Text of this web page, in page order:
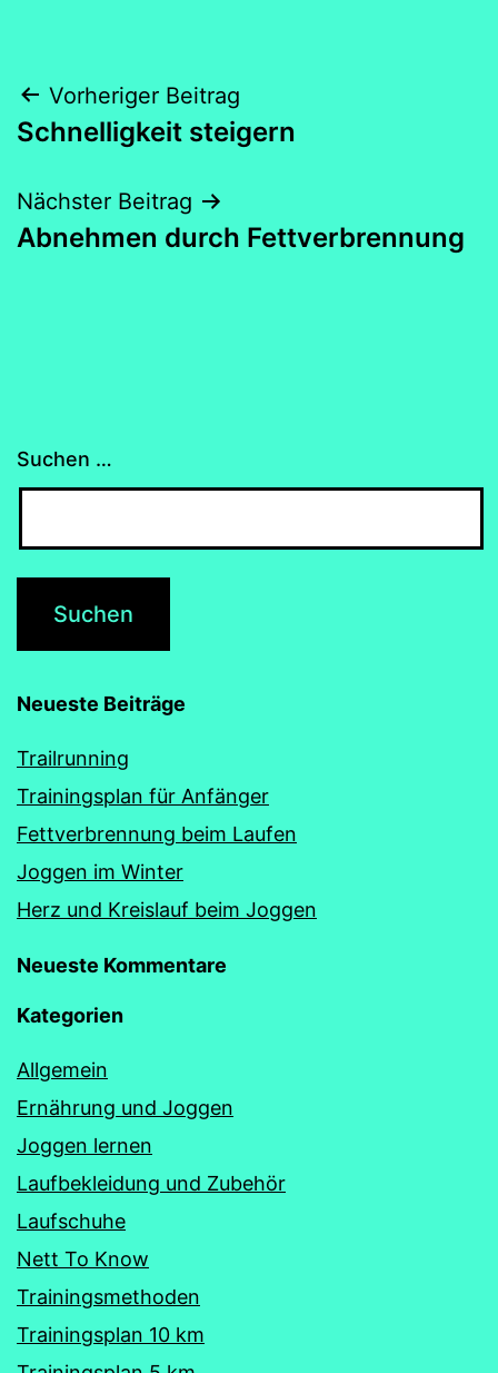
Beitragsnavigation
Vorheriger Beitrag
Schnelligkeit steigern
Nächster Beitrag
Abnehmen durch Fettverbrennung
Suchen …
Neueste Beiträge
Trailrunning
Trainingsplan für Anfänger
Fettverbrennung beim Laufen
Joggen im Winter
Herz und Kreislauf beim Joggen
Neueste Kommentare
Kategorien
Allgemein
Ernährung und Joggen
Joggen lernen
Laufbekleidung und Zubehör
Laufschuhe
Nett To Know
Trainingsmethoden
Trainingsplan 10 km